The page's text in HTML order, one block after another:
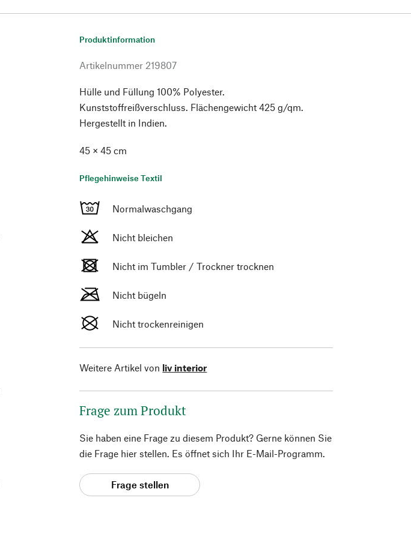
Produktinformation
Artikelnummer 219807
Hülle und Füllung 100% Polyester.
Kunststoffreißverschluss. Flächengewicht 425 g/qm.
Hergestellt in Indien.
45 × 45 cm
Pflegehinweise Textil
Normalwaschgang
Nicht bleichen
Nicht im Tumbler / Trockner trocknen
Nicht bügeln
Nicht trockenreinigen
Weitere Artikel von liv interior
Frage zum Produkt
Sie haben eine Frage zu diesem Produkt? Gerne können Sie
die Frage hier stellen. Es öffnet sich Ihr E-Mail-Programm.
Frage stellen